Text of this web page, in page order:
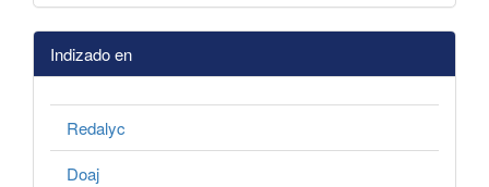
Indizado en
Redalyc
Doaj